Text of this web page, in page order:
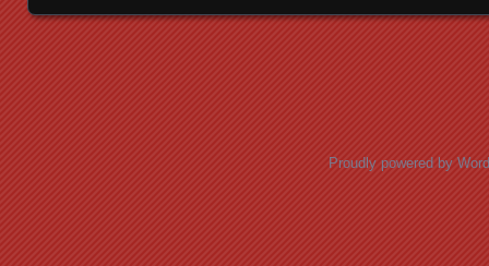
Proudly powered by